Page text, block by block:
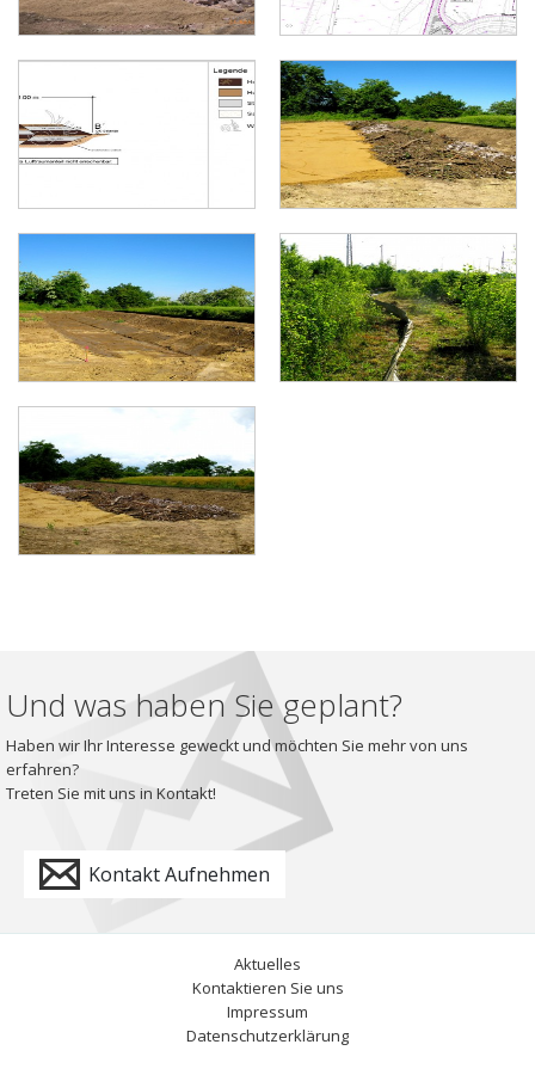
Und was haben Sie geplant?
Haben wir Ihr Interesse geweckt und möchten Sie mehr von uns
erfahren?
Treten Sie mit uns in Kontakt!
Kontakt Aufnehmen
Aktuelles
Kontaktieren Sie uns
Impressum
Datenschutzerklärung